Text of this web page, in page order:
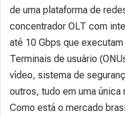
de uma plataforma de
concentrador OLT com
até 10 Gbps que
Terminais de usuário
vídeo, sistema de
outros, tudo em uma única
Como está o mercado